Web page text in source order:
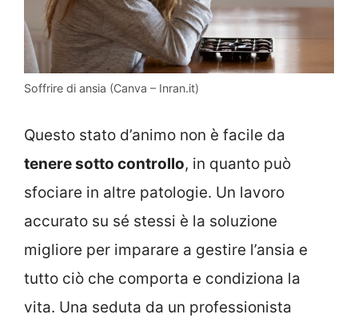
Soffrire di ansia (Canva – Inran.it)
Questo stato d’animo non è facile da
tenere sotto controllo, in quanto può
sfociare in altre patologie. Un lavoro
accurato su sé stessi è la soluzione
migliore per imparare a gestire l’ansia e
tutto ciò che comporta e condiziona la
vita. Una seduta da un professionista